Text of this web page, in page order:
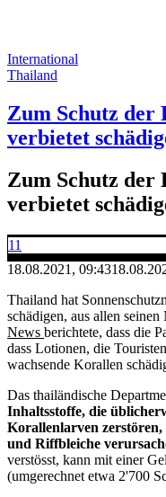
International
Thailand
Zum Schutz
verbietet
Zum Schutz
verbietet
11
18.08.2021, 09:43
Thailand hat
schädigen, aus allen
News berichtete, dass die
dass Lotionen, die
wachsende Korallen
Das thailändische
Inhaltsstoffe, die
Korallenlarven
und Riffbleiche
verstösst, kann mit einer
(umgerechnet etwa 2'700